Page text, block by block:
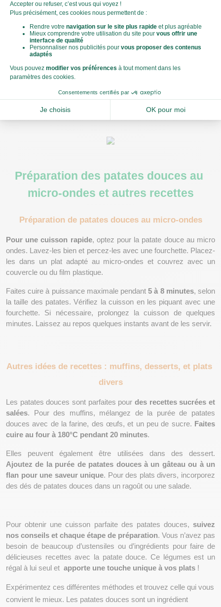
bouillante pendant 15 à 20 minutes jusqu'à ce qu'elles
soient tendres. Égouttez-les bien.
Écrasez les patates douces avec un presse-purée ou une
fourchette
texture plus onctueuse et  assaisonnez avec du sel, du
Pour une purée plus légère, incorporez un peu de lait ou de
crème.
Préparation des patates douces au
micro-ondes et autres recettes
Préparation de patates douces au micro-ondes
Pour une cuisson rapide, optez pour la patate douce au micro
ondes. Lavez-les bien et percez-les avec une fourchette. Placez-
les dans un plat adapté au micro-ondes et couvrez avec un
couvercle ou du film plastique.
Faites cuire à puissance maximale pendant 5 à 8 minutes, selon
la taille des patates. Vérifiez la cuisson en les piquant avec une
fourchette. Si nécessaire, prolongez la cuisson de quelques
minutes. Laissez au repos quelques instants avant de les servir.
Autres idées de recettes : muffins, desserts, et plats
divers
Les patates douces sont parfaites pour des recettes sucrées et
salées. Pour des muffins, mélangez de la purée de patates
douces avec de la farine, des œufs, et un peu de sucre. Faites
cuire au four à 180°C pendant 20 minutes.
Ajoutez de la purée de patates douces à un gâteau ou à un
flan pour une saveur unique. Pour des plats divers, incorporez
des dés de patates douces dans un ragoût ou une salade.
Pour obtenir une cuisson parfaite des patates douces, suivez
nos conseils et chaque étape de préparation. Vous n’avez pas
besoin de beaucoup d’ustensiles ou d’ingrédients pour faire de
délicieuses recettes avec la patate douce. Ce légumes est un
régal à lui seul et apporte une touche unique à vos plats !
Expérimentez ces différentes méthodes et trouvez celle qui vous
convient le mieux. Les patates douces sont un ingrédient